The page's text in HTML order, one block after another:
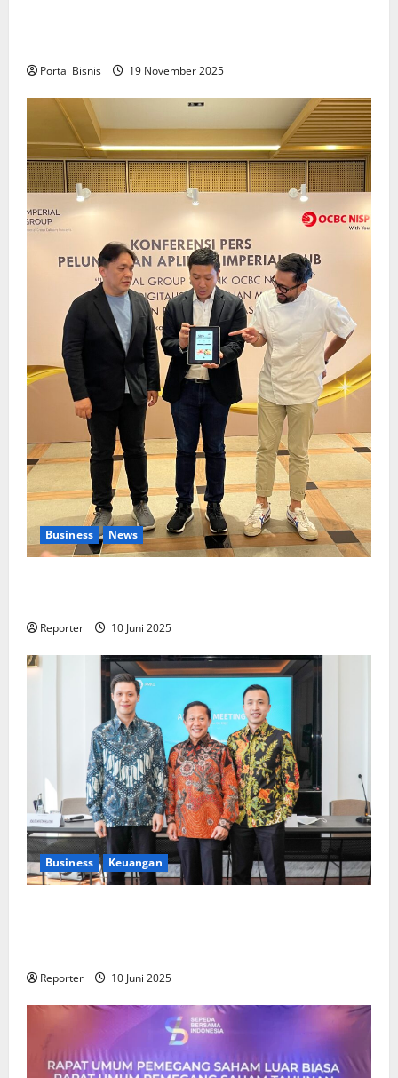
Portal Bisnis 19 November 2025
Business News
Reporter 10 Juni 2025
Business Keuangan
Reporter 10 Juni 2025